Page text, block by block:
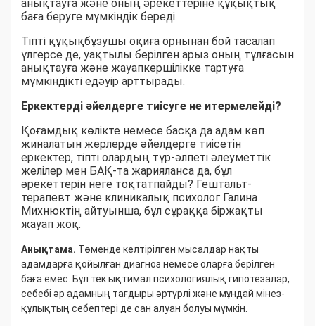
анықтауға және оның әрекеттеріне құқықтық
баға беруге мүмкіндік береді.
Тіпті құқықбұзушы оқиға орнынан бой тасалап
үлгерсе де, уақтылы берілген арыз оның тұлғасын
анықтауға және жауапкершілікке тартуға
мүмкіндікті едәуір арттырады.
Еркектерді әйелдерге тиісуге не итермелейді?
Қоғамдық көлікте немесе басқа да адам көп
жиналатын жерлерде әйелдерге тиісетін
еркектер, тіпті олардың түр-әлпеті әлеуметтік
желілер мен БАҚ-та жарияланса да, бұл
әрекеттерін неге тоқтатпайды? Гештальт-
терапевт және клиникалық психолог Галина
Михнюктің айтуынша, бұл сұраққа біржақты
жауап жоқ.
Анықтама. Төменде келтірілген мысалдар нақты
адамдарға қойылған диагноз немесе оларға берілген
баға емес. Бұл тек ықтимал психологиялық гипотезалар,
себебі әр адамның тағдыры әртүрлі және мұндай мінез-
құлықтың себептері де сан алуан болуы мүмкін.